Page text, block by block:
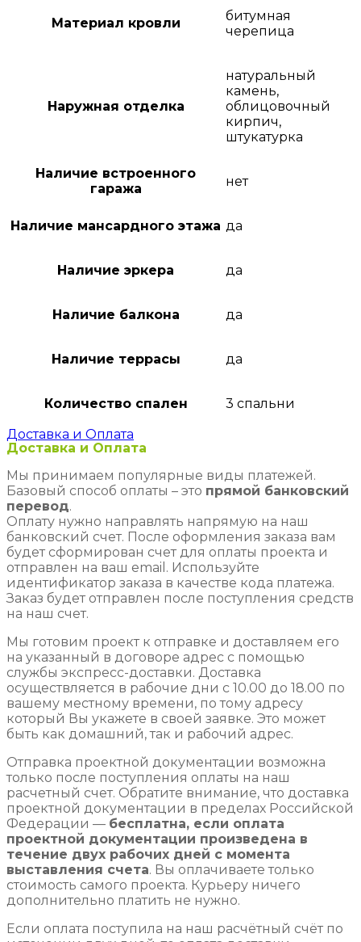
Материал кровли
битумная
черепица
Наружная отделка
натуральный
камень,
облицовочный
кирпич,
штукатурка
Наличие встроенного
гаража
нет
Наличие мансардного этажа да
Наличие эркера да
Наличие балкона да
Наличие террасы да
Количество спален
3 спальни
Доставка и Оплата
Доставка и Оплата
Мы принимаем популярные виды платежей.
Базовый способ оплаты – это прямой банковский
перевод.
Оплату нужно направлять напрямую на наш
банковский счет. После оформления заказа вам
будет сформирован счет для оплаты проекта и
отправлен на ваш email. Используйте
идентификатор заказа в качестве кода платежа.
Заказ будет отправлен после поступления средств
на наш счет.
Мы готовим проект к отправке и доставляем его
на указанный в договоре адрес с помощью
службы экспресс-доставки. Доставка
осуществляется в рабочие дни с 10.00 до 18.00 по
вашему местному времени, по тому адресу
который Вы укажете в своей заявке. Это может
быть как домашний, так и рабочий адрес.
Отправка проектной документации возможна
только после поступления оплаты на наш
расчетный счет. Обратите внимание, что доставка
проектной документации в пределах Российской
Федерации — бесплатна, если оплата
проектной документации произведена в
течение двух рабочих дней с момента
выставления счета. Вы оплачиваете только
стоимость самого проекта. Курьеру ничего
дополнительно платить не нужно.
Если оплата поступила на наш расчётный счёт по